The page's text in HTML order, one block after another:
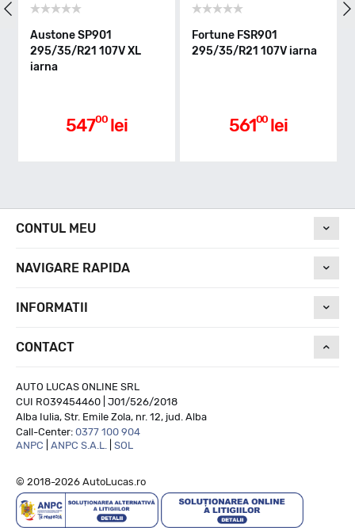
C
Aderenta pe carosabil ud
Nivel de zgomot
71
SP901
R21 107V XL
lei
Fortune FSR901
295/35/R21 107V iarna
lei
WINTER
CONTUL MEU
NAVIGARE RAPIDA
INFORMATII
CONTACT
AUTO LUCAS ONLINE SRL
CUI RO39454460 | J01/526/2018
Alba Iulia, Str. Emile Zola, nr. 12, jud. Alba
Call-Center: 0377 100 904
ANPC
ANPC S.A.L. SOL
© 2018-2026 AutoLucas.ro